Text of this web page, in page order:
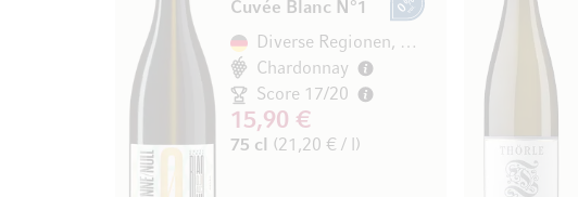
Cuvée Blanc N°1
0% vol.
Diverse Regionen, Deutschland
Chardonnay
Score 17/20
15,90 €
75 cl (21,20 € / l)